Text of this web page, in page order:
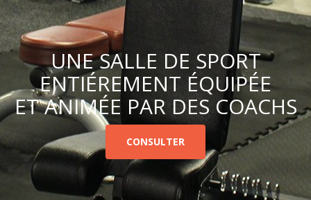
UNE SALLE DE SPORT
ENTIÉREMENT ÉQUIPÉE
ET ANIMÉE PAR DES COACHS
CONSULTER